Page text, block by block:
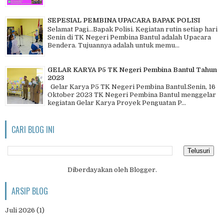
SEPESIAL PEMBINA UPACARA BAPAK POLISI
Selamat Pagi…Bapak Polisi. Kegiatan rutin setiap hari
Senin di TK Negeri Pembina Bantul adalah Upacara
Bendera. Tujuannya adalah untuk memu...
GELAR KARYA P5 TK Negeri Pembina Bantul Tahun
2023
Gelar Karya P5 TK Negeri Pembina Bantul.Senin, 16
Oktober 2023 TK Negeri Pembina Bantul menggelar
kegiatan Gelar Karya Proyek Penguatan P...
CARI BLOG INI
Diberdayakan oleh Blogger.
ARSIP BLOG
Juli 2026 (1)